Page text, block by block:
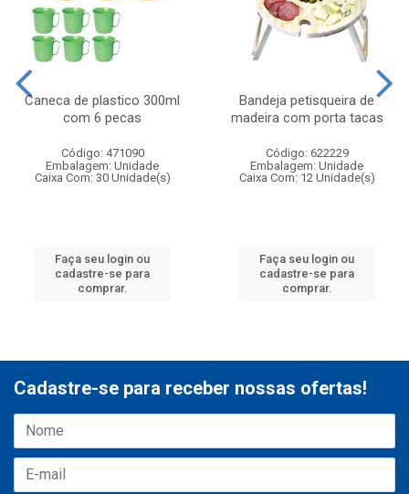
Caneca de plastico 300ml
com 6 pecas
Código: 471090
Embalagem: Unidade
Caixa Com: 30 Unidade(s)
Faça seu login ou
cadastre-se para
comprar.
Bandeja petisqueira de
madeira com porta tacas
Código: 622229
Embalagem: Unidade
Caixa Com: 12 Unidade(s)
Faça seu login ou
cadastre-se para
comprar.
Cadastre-se para receber nossas ofertas!